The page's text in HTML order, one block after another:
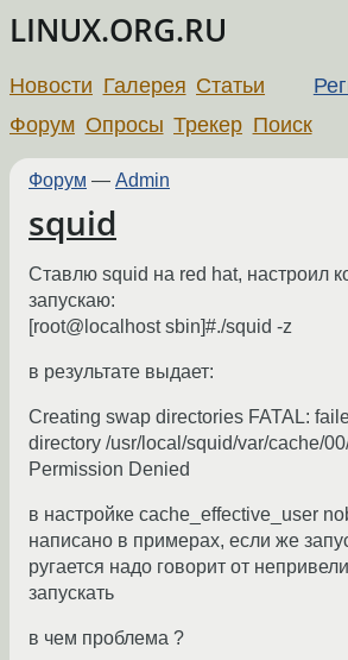
LINUX.ORG.RU
Новости Галерея Статьи
Форум Опросы Трекер Поиск
Форум — Admin
squid
Ставлю squid на red hat, настроил
запускаю:
[root@localhost sbin]#./squid -z
в результате выдает:
Creating swap directories FATAL:
directory /usr/local/squid/var/cache/
Permission Denied
в настройке cache_effective_user
написано в примерах, если же
ругается надо говорит от
запускать
в чем проблема ?